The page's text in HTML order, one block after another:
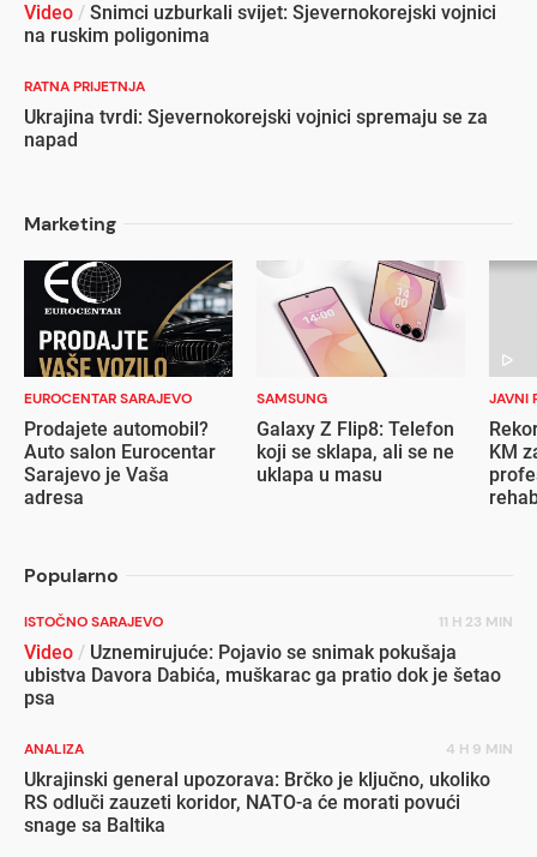
Video / Snimci uzburkali svijet: Sjevernokorejski vojnici
na ruskim poligonima
RATNA PRIJETNJA
Ukrajina tvrdi: Sjevernokorejski vojnici spremaju se za
napad
Marketing
EUROCENTAR SARAJEVO
Prodajete automobil?
Auto salon Eurocentar
Sarajevo je Vaša
adresa
SAMSUNG
Galaxy Z Flip8: Telefon
koji se sklapa, ali se ne
uklapa u masu
JAVNI
KM
Popularno
ISTOČNO SARAJEVO 11 H 23 MIN
Video / Uznemirujuće: Pojavio se snimak pokušaja
ubistva Davora Dabića, muškarac ga pratio dok je šetao
psa
ANALIZA 4 H 9 MIN
Ukrajinski general upozorava: Brčko je ključno, ukoliko
RS odluči zauzeti koridor, NATO-a će morati povući
snage sa Baltika